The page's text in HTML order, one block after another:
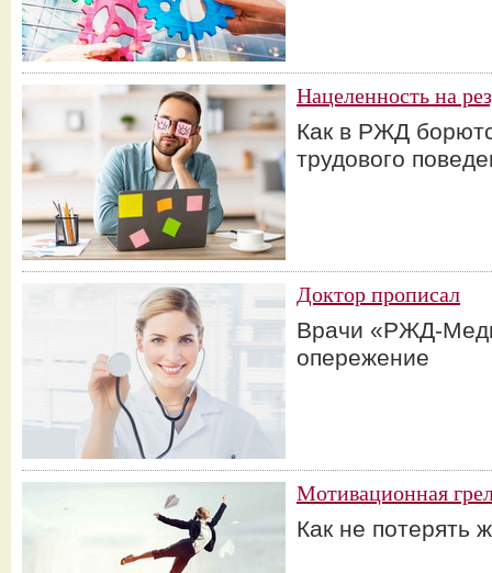
Нацеленность на
Как в РЖД
трудового
Доктор прописал
Врачи «РЖД-
опережение
Мотивационная
Как не потерять